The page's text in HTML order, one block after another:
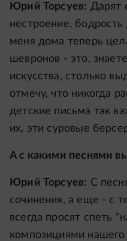
Юрий Торсуев: Дарят
нестроение,
меня дома теперь
шевронов - это,
искусства, столько
отмечу, что никогда
детские письма так
их, эти суровые
А с какими песнями
Юрий Торсуев: С
сочинения, а еще - с
всегда просят спеть
композициями